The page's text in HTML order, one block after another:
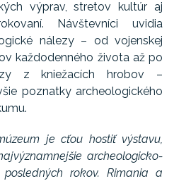
výprav, stretov kultúr aj
Návštevníci uvidia
nálezy – od vojenskej
každodenného života až po
z kniežacích hrobov –
poznatky archeologického
je cťou hostiť výstavu,
archeologicko-
rokov. Rimania a